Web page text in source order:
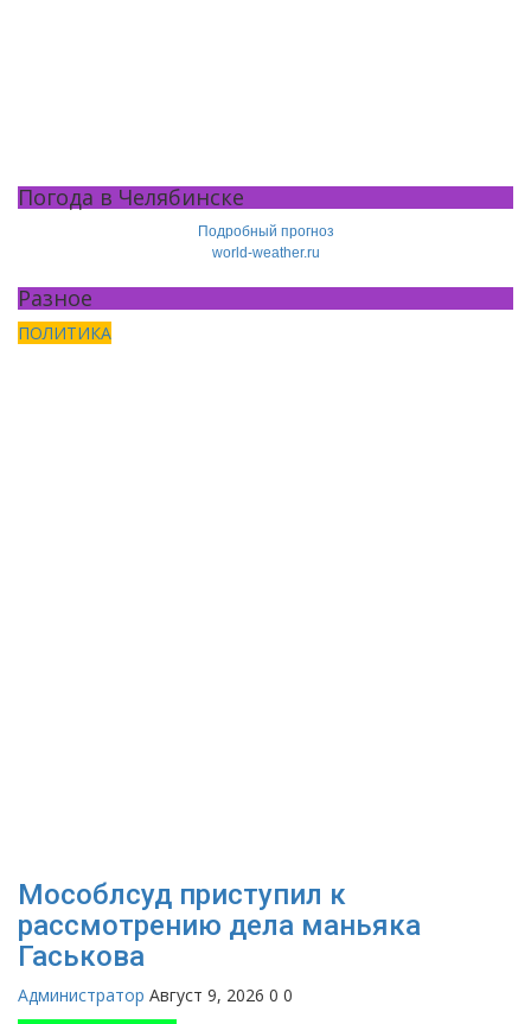
Погода в Челябинске
Подробный прогноз
world-weather.ru
Разное
ПОЛИТИКА
Мособлсуд приступил к
рассмотрению дела маньяка
Гаськова
Администратор Август 9, 2026 0 0